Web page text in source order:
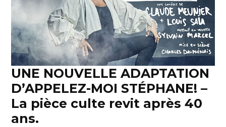
UNE NOUVELLE ADAPTATION
D’APPELEZ-MOI STÉPHANE! –
La pièce culte revit après 40
ans.